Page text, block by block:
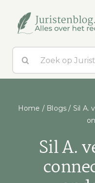
inhoud
Blogs
naar:
Home / Blogs / Sil A.
Sil A.